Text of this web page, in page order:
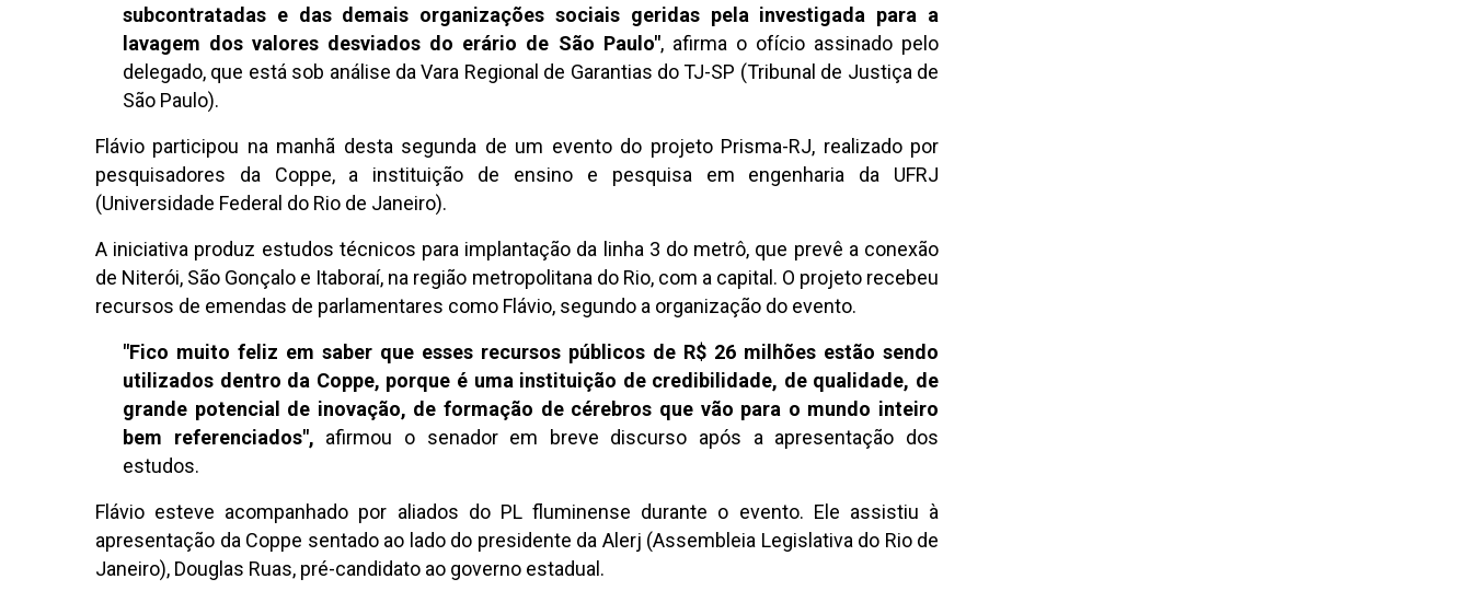
subcontratadas e das demais organizações sociais geridas pela investigada para a
lavagem dos valores desviados do erário de São Paulo", afirma o ofício assinado pelo
delegado, que está sob análise da Vara Regional de Garantias do TJ-SP (Tribunal de Justiça de
São Paulo).
Flávio participou na manhã desta segunda de um evento do projeto Prisma-RJ, realizado por
pesquisadores da Coppe, a instituição de ensino e pesquisa em engenharia da UFRJ
(Universidade Federal do Rio de Janeiro).
A iniciativa produz estudos técnicos para implantação da linha 3 do metrô, que prevê a conexão
de Niterói, São Gonçalo e Itaboraí, na região metropolitana do Rio, com a capital. O projeto recebeu
recursos de emendas de parlamentares como Flávio, segundo a organização do evento.
"Fico muito feliz em saber que esses recursos públicos de R$ 26 milhões estão sendo
utilizados dentro da Coppe, porque é uma instituição de credibilidade, de qualidade, de
grande potencial de inovação, de formação de cérebros que vão para o mundo inteiro
bem referenciados", afirmou o senador em breve discurso após a apresentação dos
estudos.
Flávio esteve acompanhado por aliados do PL fluminense durante o evento. Ele assistiu à
apresentação da Coppe sentado ao lado do presidente da Alerj (Assembleia Legislativa do Rio de
Janeiro), Douglas Ruas, pré-candidato ao governo estadual.